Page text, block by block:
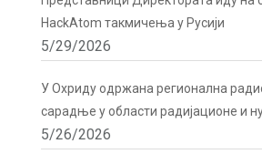
HackAtom такмичења у Русији
5/29/2026
У Охриду одржана регионална
сарадње у области радијационе и
сигурности
5/26/2026